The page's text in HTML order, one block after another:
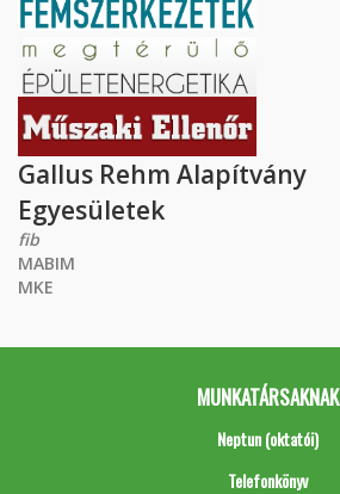
Gallus Rehm Alapítvány
Egyesületek
fib
MABIM
MKE
MUNKATÁRSAKNAK
Neptun (oktatói)
Telefonkönyv